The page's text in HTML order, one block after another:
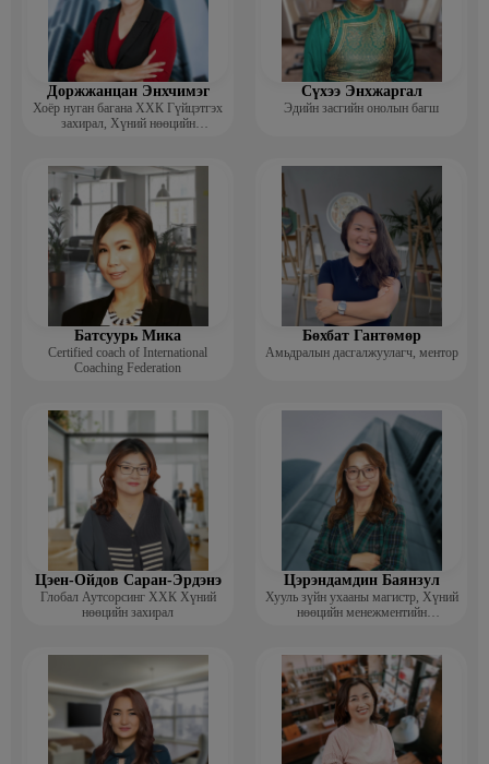
Доржжанцан Энхчимэг
Хоёр нуган багана ХХК Гүйцэтгэх
захирал, Хүний нөөцийн
Сүхээ Энхжаргал
Эдийн засгийн онолын багш
Батсуурь Мика
Certified coach of International
Coaching Federation
Бөхбат Гантөмөр
Амьдралын дасгалжуулагч, ментор
Цэен-Ойдов Саран-Эрдэнэ
Глобал Аутсорсинг ХХК Хүний
нөөцийн захирал
Цэрэндамдин Баянзул
Хууль зүйн ухааны магистр, Хүний
нөөцийн менежментийн